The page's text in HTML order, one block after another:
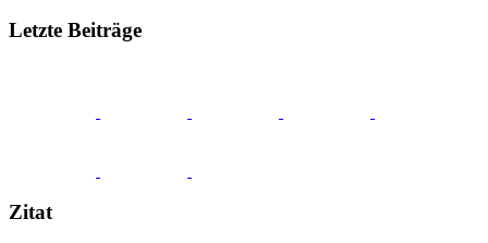
Letzte Beiträge
Zitat